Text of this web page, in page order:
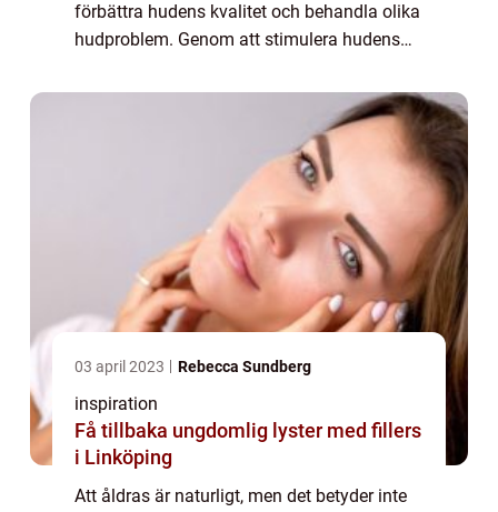
förbättra hudens kvalitet och behandla olika
hudproblem. Genom att stimulera hudens
03 april 2023 Rebecca Sundberg
inspiration
Få tillbaka ungdomlig lyster med fillers
i Linköping
Att åldras är naturligt, men det betyder inte